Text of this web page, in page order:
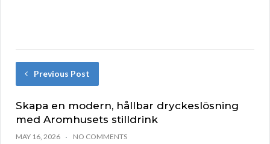
Previous Post
Skapa en modern, hållbar dryckeslösning
med Aromhusets stilldrink
MAY 16, 2026 NO COMMENTS